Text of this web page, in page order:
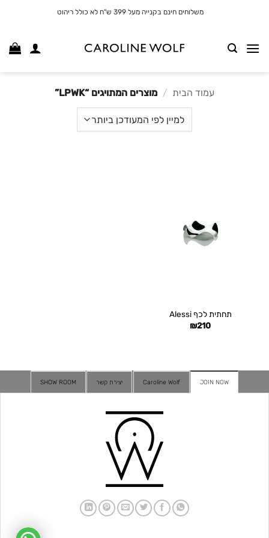
משלוחים חינם בקנייה מעל 399 ש"ח לא כולל ריהוט
עמוד הבית / מוצרים המתויגים “LPWK”
תחתית לכף Alessi
₪210
JOIN NOW
Caroline Wolf יצירת קשר SHOW ROOM